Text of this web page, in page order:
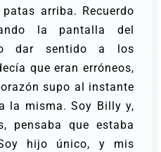
arriba. Recuerdo
la pantalla del
dar sentido a los
que eran erróneos,
supo al instante
la misma. Soy Billy y,
pensaba que estaba
hijo único, y mis